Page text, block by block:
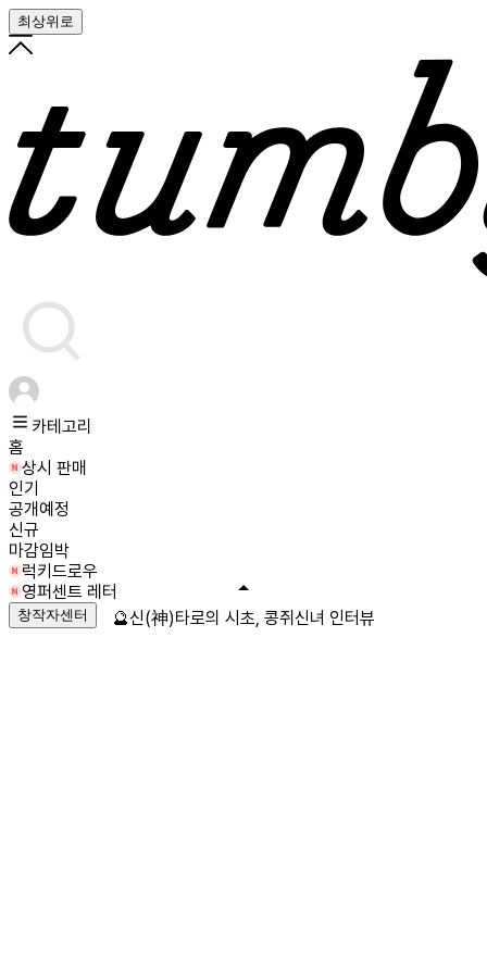
최상위로
카테고리
홈
상시 판매
인기
공개예정
신규
마감임박
럭키드로우
영퍼센트 레터
창작자센터 🔮신(神)타로의 시초, 콩쥐신녀 인터뷰